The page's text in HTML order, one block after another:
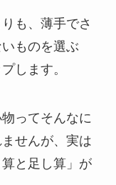
も、薄手でさ
ものを選ぶ
します。
ってそんなに
せんが、実は
と足し算」が